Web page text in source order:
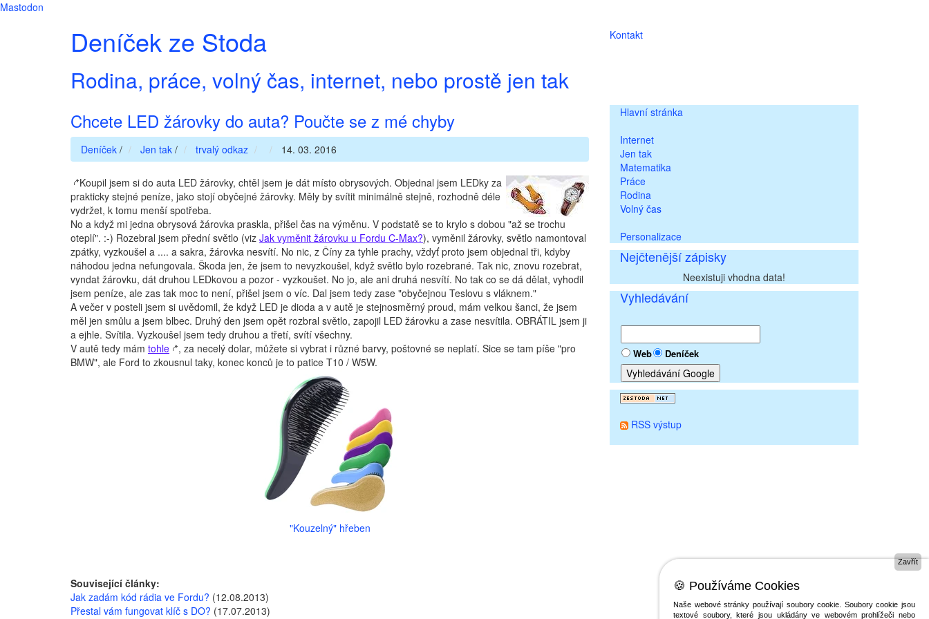
Mastodon
Deníček ze Stoda
Rodina, práce, volný čas, internet, nebo prostě jen tak
Kontakt
Chcete LED žárovky do auta? Poučte se z mé chyby
Deníček / Jen tak / trvalý odkaz 14. 03. 2016
Koupil jsem si do auta LED žárovky, chtěl jsem je dát místo obrysových. Objednal jsem LEDky za
prakticky stejné peníze, jako stojí obyčejné žárovky. Měly by svítit minimálně stejně, rozhodně déle
vydržet, k tomu menší spotřeba.
No a když mi jedna obrysová žárovka praskla, přišel čas na výměnu. V podstatě se to krylo s dobou "až se trochu
oteplí". :-) Rozebral jsem přední světlo (viz Jak vyměnit žárovku u Fordu C-Max?), vyměnil žárovky, světlo namontoval
zpátky, vyzkoušel a .... a sakra, žárovka nesvítí. No nic, z Číny za tyhle prachy, vždyť proto jsem objednal tři, kdyby
náhodou jedna nefungovala. Škoda jen, že jsem to nevyzkoušel, když světlo bylo rozebrané. Tak nic, znovu rozebrat,
vyndat žárovku, dát druhou LEDkovou a pozor - vyzkoušet. No jo, ale ani druhá nesvítí. No tak co se dá dělat, vyhodil
jsem peníze, ale zas tak moc to není, přišel jsem o víc. Dal jsem tedy zase "obyčejnou Teslovu s vláknem."
A večer v posteli jsem si uvědomil, že když LED je dioda a v autě je stejnosměrný proud, mám velkou šanci, že jsem
měl jen smůlu a jsem blbec. Druhý den jsem opět rozbral světlo, zapojil LED žárovku a zase nesvítila. OBRÁTIL jsem ji
a ejhle. Svítila. Vyzkoušel jsem tedy druhou a třetí, svítí všechny.
V autě tedy mám tohle
, za necelý dolar, můžete si vybrat i různé barvy, poštovné se neplatí. Sice se tam píše "pro
BMW", ale Ford to zkousnul taky, konec konců je to patice T10 / W5W.
"Kouzelný" hřeben
Související články:
Jak zadám kód rádia ve Fordu? (12.08.2013)
Přestal vám fungovat klíč s DO? (17.07.2013)
Hlavní stránka
Internet
Jen tak
Matematika
Práce
Rodina
Volný čas
Personalizace
Nejčtenější zápisky
Neexistuji vhodna data!
Vyhledávání
Web Deníček
RSS výstup
Zavřít
🍪 Používáme Cookies
Naše webové stránky používají soubory cookie. Soubory cookie jsou
textové soubory, které jsou ukládány ve webovém prohlížeči nebo